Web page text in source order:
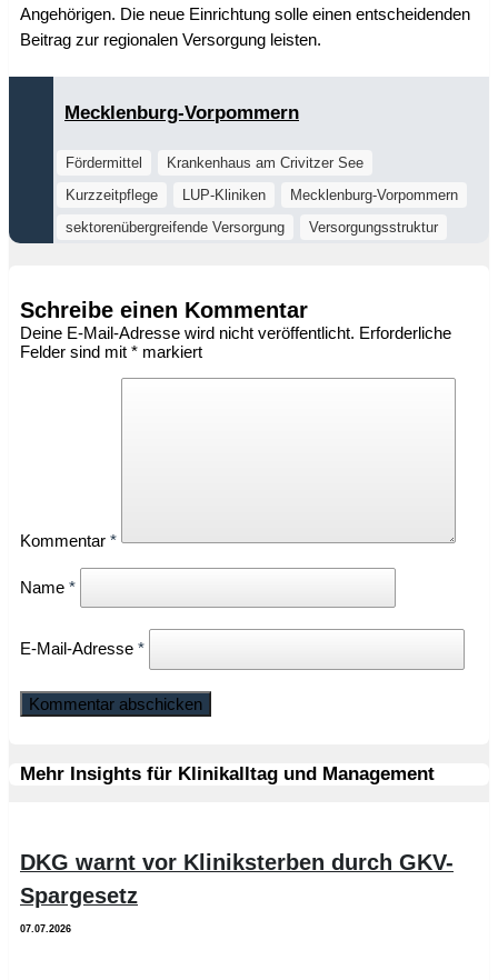
Angehörigen. Die neue Einrichtung solle einen entscheidenden
Beitrag zur regionalen Versorgung leisten.
Mecklenburg-Vorpommern
Fördermittel
Krankenhaus am Crivitzer See
Kurzzeitpflege
LUP-Kliniken
Mecklenburg-Vorpommern
sektorenübergreifende Versorgung
Versorgungsstruktur
Schreibe einen Kommentar
Deine E-Mail-Adresse wird nicht veröffentlicht. Erforderliche
Felder sind mit * markiert
Kommentar *
Name *
E-Mail-Adresse *
Mehr Insights für Klinikalltag und Management
DKG warnt vor Kliniksterben durch GKV-
Spargesetz
07.07.2026